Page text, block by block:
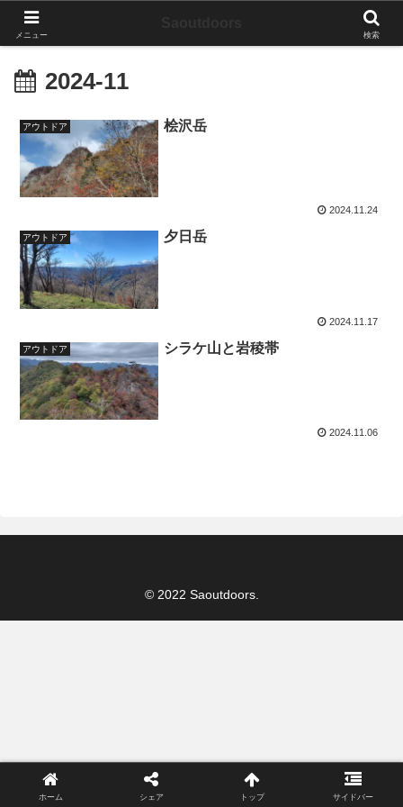
2024-11
アウトドア 桧沢岳
2024.11.24
アウトドア 夕日岳
2024.11.17
アウトドア シラケ山と岩稜帯
2024.11.06
© 2022 Saoutdoors.
メニュー 検索
ホーム シェア トップ サイドバー